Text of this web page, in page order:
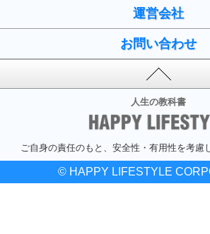
運営会社
お問い合わせ
人生の教科書
ご自身の責任のもと、安全性・有用性を考慮
© HAPPY LIFESTYLE